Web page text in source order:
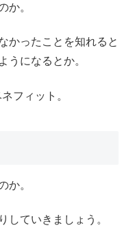
か。
かったことを知れると
うになるとか。
フィット。
か。
していきましょう。